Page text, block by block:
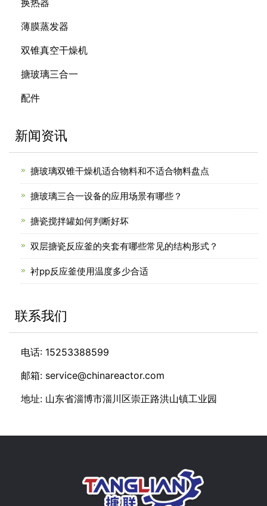
薄膜蒸发器
双锥真空干燥机
搪玻璃三合一
配件
新闻资讯
搪玻璃双锥干燥机适合物料和不适合物料盘点
搪玻璃三合一设备的应用场景有哪些？
搪瓷搅拌罐如何判断好坏
双层搪瓷反应釜的夹套有哪些常见的结构形式？
衬pp反应釜使用温度多少合适
联系我们
电话: 15253388599
邮箱: service@chinareactor.com
地址: 山东省淄博市淄川区崇正路洪山镇工业园